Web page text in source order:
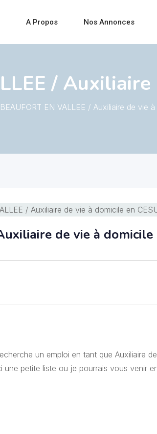
A Propos Nos Annonces
/
BEAUFORT EN VALLEE / Auxiliaire de vie
de vie à domicile
un emploi en tant que Auxiliaire
une petite liste ou je pourrais vous venir